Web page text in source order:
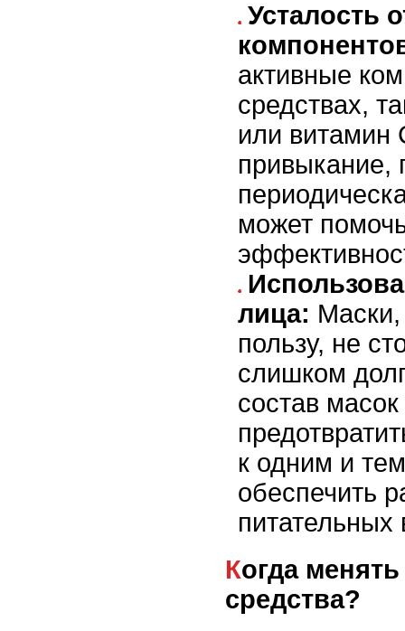
Усталость
активные
средствах,
или витамин
привыкание,
может
лица:
пользу, не
слишком
состав
к одним и
обеспечить
питательных
Когда менять косметические
средства?